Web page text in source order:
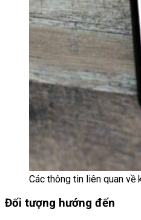
Các thông tin liên quan về
Đối tượng hướng đến